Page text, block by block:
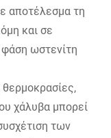
αποτέλεσμα τη
και σε
ωστενίτη
χάλυβα μπορεί
των